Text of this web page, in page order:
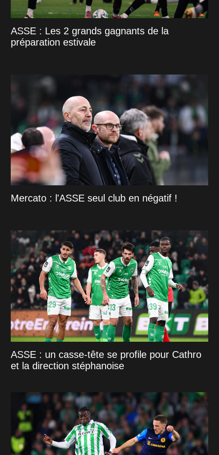
ASSE : Les 2 grands gagnants de la
préparation estivale
Mercato : l'ASSE seul club en négatif !
ASSE : un casse-tête se profile pour Cathro
et la direction stéphanoise